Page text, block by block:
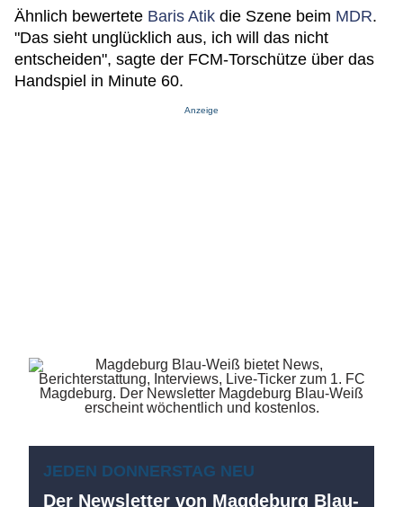
Ähnlich bewertete Baris Atik die Szene beim MDR.
"Das sieht unglücklich aus, ich will das nicht
entscheiden", sagte der FCM-Torschütze über das
Handspiel in Minute 60.
Anzeige
JEDEN DONNERSTAG NEU
Der Newsletter von Magdeburg Blau-